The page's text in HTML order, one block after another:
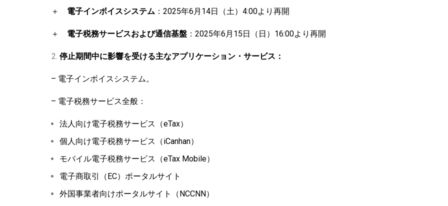
＋ 電子インボイスシステム ：2025年6月14日（土）4:00より再開
＋ 電子税務サービスおよび通信基盤 ：2025年6月15日（日）16:00より再開
停止期間中に影響を受ける主なアプリケーション・サービス：
– 電子インボイスシステム。
– 電子税務サービス全般：
法人向け電子税務サービス（eTax）
個人向け電子税務サービス（iCanhan）
モバイル電子税務サービス（eTax Mobile）
電子商取引（EC）ポータルサイト
外国事業者向けポータルサイト（NCCNN）